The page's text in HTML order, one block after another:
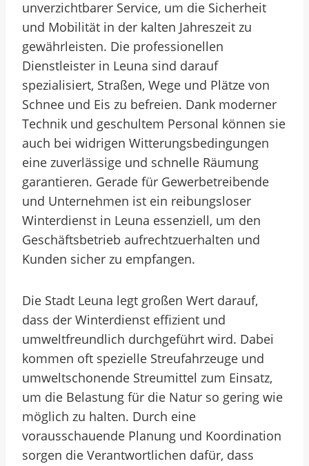
unverzichtbarer Service, um die Sicherheit
und Mobilität in der kalten Jahreszeit zu
gewährleisten. Die professionellen
Dienstleister in Leuna sind darauf
spezialisiert, Straßen, Wege und Plätze von
Schnee und Eis zu befreien. Dank moderner
Technik und geschultem Personal können sie
auch bei widrigen Witterungsbedingungen
eine zuverlässige und schnelle Räumung
garantieren. Gerade für Gewerbetreibende
und Unternehmen ist ein reibungsloser
Winterdienst in Leuna essenziell, um den
Geschäftsbetrieb aufrechtzuerhalten und
Kunden sicher zu empfangen.
Die Stadt Leuna legt großen Wert darauf,
dass der Winterdienst effizient und
umweltfreundlich durchgeführt wird. Dabei
kommen oft spezielle Streufahrzeuge und
umweltschonende Streumittel zum Einsatz,
um die Belastung für die Natur so gering wie
möglich zu halten. Durch eine
vorausschauende Planung und Koordination
sorgen die Verantwortlichen dafür, dass